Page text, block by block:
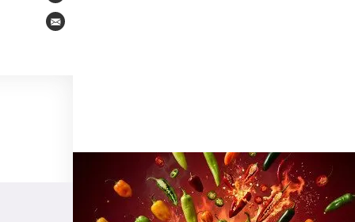
Email